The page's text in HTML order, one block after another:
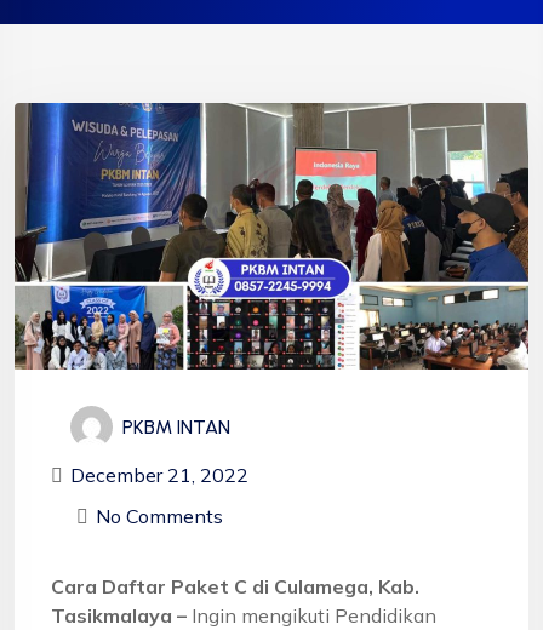
PKBM INTAN
December 21, 2022
No Comments
Cara Daftar Paket C di Culamega, Kab.
Tasikmalaya – Ingin mengikuti Pendidikan